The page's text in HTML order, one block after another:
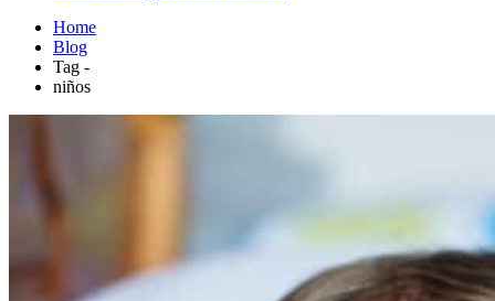
Home
Blog
Tag -
niños